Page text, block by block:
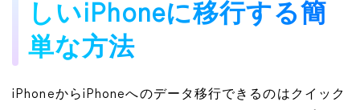
しいiPhoneに移行する簡
単な方法
iPhoneからiPhoneへのデータ移行できるのはクイック